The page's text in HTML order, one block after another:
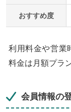
おすすめ度
利用料金や営業
料金は月額プラ
会員情報の